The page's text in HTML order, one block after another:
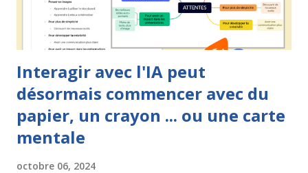
Interagir avec l'IA peut
désormais commencer avec du
papier, un crayon ... ou une carte
mentale
octobre 06, 2024